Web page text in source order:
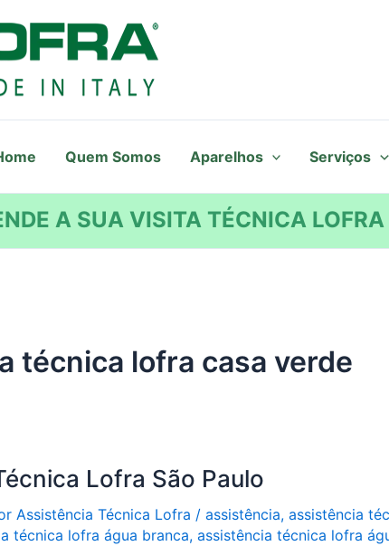
Quem Somos Aparelhos Serviços
A SUA VISITA TÉCNICA
técnica lofra casa verde
Lofra São Paulo
Assistência Técnica Lofra / assistência, assistência
técnica lofra água branca, assistência técnica lofra